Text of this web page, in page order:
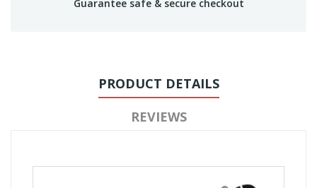
Guarantee safe & secure checkout
PRODUCT DETAILS
REVIEWS